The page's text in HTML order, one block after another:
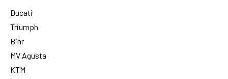
Ducati
Triumph
Bihr
MV Agusta